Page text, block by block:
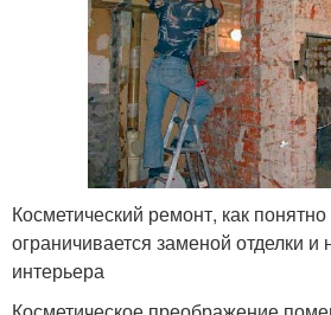
Косметический ремонт, как
ограничивается заменой отделки
интерьера